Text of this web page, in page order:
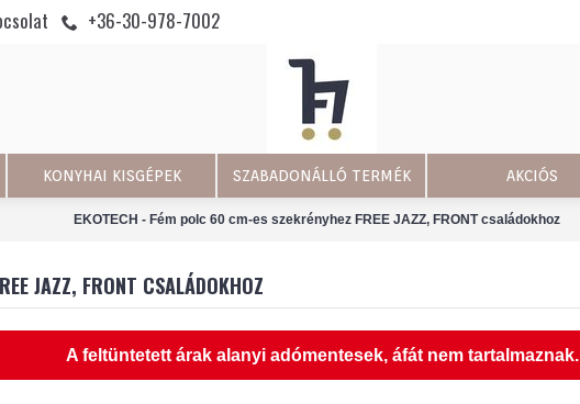
+36-30-978-7002
KONYHAI KISGÉPEK SZABADONÁLLÓ TERMÉK AKCIÓS
EKOTECH - Fém polc 60 cm-es szekrényhez FREE JAZZ, FRONT családokhoz
JAZZ, FRONT CSALÁDOKHOZ
A feltüntetett árak alanyi adómentesek, áfát nem tartalmaznak.